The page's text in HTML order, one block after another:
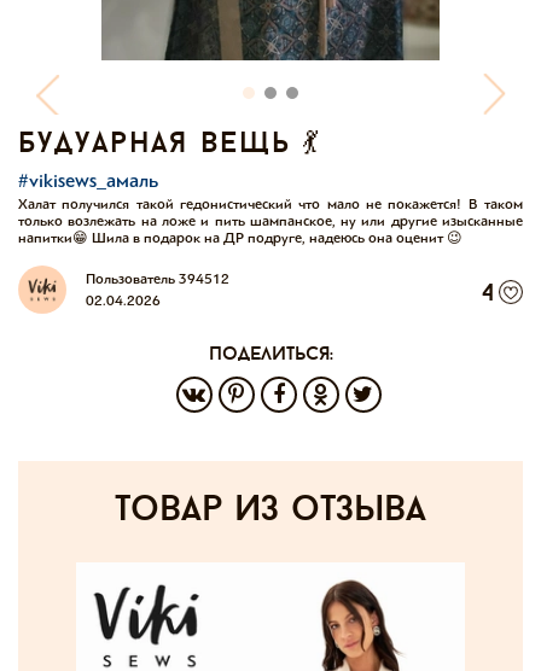
будуарная вещь 💃
#vikisews_амаль
Халат получился такой гедонистический что мало не покажется! В таком
только возлежать на ложе и пить шампанское, ну или другие изысканные
напитки😁 Шила в подарок на ДР подруге, надеюсь она оценит 😉
Пользователь 394512
02.04.2026
4
поделиться:
товар из отзыва